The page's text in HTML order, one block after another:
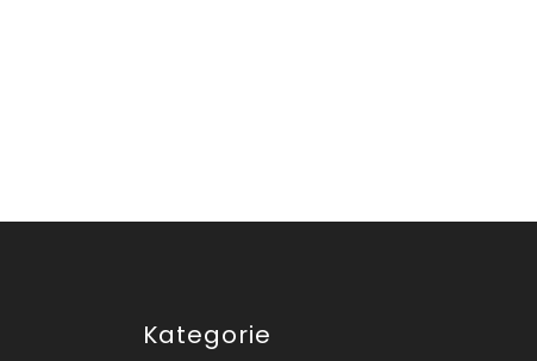
Kategorie